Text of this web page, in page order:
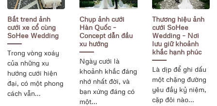
Bắt trend ảnh
cưới xe cổ cùng
SoHee Wedding
Trong vòng xoáy
của những xu
hướng cưới hiện
đại, có một phong
cách vẫn...
Chụp ảnh cưới
Hàn Quốc –
Concept dẫn đầu
xu hướng
Ngày cưới là
khoảnh khắc đáng
nhớ nhất đời, và
bạn xứng đáng có
một...
Thương hiệu ảnh
cưới SoHee
Wedding – Nơi
lưu giữ khoảnh
khắc hạnh phúc
Là dịp để ghi dấu
một chặng đường
yêu đầy kỷ niệm,
cặp đôi nào...